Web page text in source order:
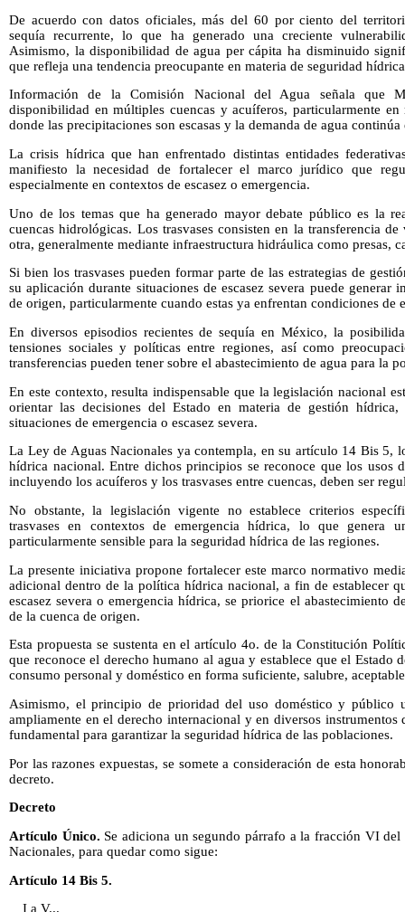
De acuerdo con datos oficiales, más del 60 por ciento del
sequía recurrente, lo que ha generado una creciente
Asimismo, la disponibilidad de agua per cápita ha disminuido
que refleja una tendencia preocupante en materia de seguridad
Información de la Comisión Nacional del Agua señala que
disponibilidad en múltiples cuencas y acuíferos, particularmente
donde las precipitaciones son escasas y la demanda de agua continúa
La crisis hídrica que han enfrentado distintas entidades
manifiesto la necesidad de fortalecer el marco jurídico que
especialmente en contextos de escasez o emergencia.
Uno de los temas que ha generado mayor debate público es la
cuencas hidrológicas. Los trasvases consisten en la transferencia
otra, generalmente mediante infraestructura hidráulica como presas,
Si bien los trasvases pueden formar parte de las estrategias de
su aplicación durante situaciones de escasez severa puede generar
de origen, particularmente cuando estas ya enfrentan condiciones de
En diversos episodios recientes de sequía en México, la
tensiones sociales y políticas entre regiones, así como
transferencias pueden tener sobre el abastecimiento de agua para la
En este contexto, resulta indispensable que la legislación nacional
orientar las decisiones del Estado en materia de gestión hídrica,
situaciones de emergencia o escasez severa.
La Ley de Aguas Nacionales ya contempla, en su artículo 14 Bis 5,
hídrica nacional. Entre dichos principios se reconoce que los usos
incluyendo los acuíferos y los trasvases entre cuencas, deben ser
No obstante, la legislación vigente no establece criterios
trasvases en contextos de emergencia hídrica, lo que genera
particularmente sensible para la seguridad hídrica de las regiones.
La presente iniciativa propone fortalecer este marco normativo
adicional dentro de la política hídrica nacional, a fin de establecer
escasez severa o emergencia hídrica, se priorice el abastecimiento
de la cuenca de origen.
Esta propuesta se sustenta en el artículo 4o. de la Constitución
que reconoce el derecho humano al agua y establece que el Estado
consumo personal y doméstico en forma suficiente, salubre,
Asimismo, el principio de prioridad del uso doméstico y público
ampliamente en el derecho internacional y en diversos
fundamental para garantizar la seguridad hídrica de las poblaciones.
Por las razones expuestas, se somete a consideración de esta
decreto.
Decreto
Artículo Único. Se adiciona un segundo párrafo a la fracción VI
Nacionales, para quedar como sigue:
Artículo 14 Bis 5.
I a V...